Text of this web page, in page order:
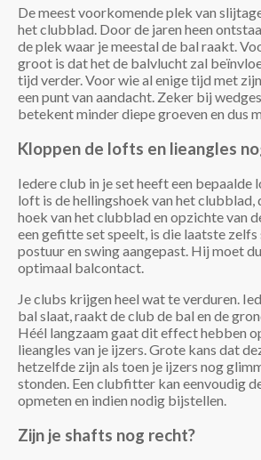
De meest voorkomende plek van
het clubblad. Door de jaren heen
de plek waar je meestal de bal raakt.
groot is dat het de balvlucht zal
tijd verder. Voor wie al enige tijd met
een punt van aandacht. Zeker bij
betekent minder diepe groeven en dus
Kloppen de lofts en lieangles
Iedere club in je set heeft een bepaalde
loft is de hellingshoek van het clubblad,
hoek van het clubblad en opzichte van
een gefitte set speelt, is die laatste
postuur en swing aangepast. Hij moet
optimaal balcontact.
Je clubs krijgen heel wat te verduren.
bal slaat, raakt de club de bal en de
Héél langzaam gaat dit effect hebben
lieangles van je ijzers. Grote kans dat
hetzelfde zijn als toen je ijzers nog
stonden. Een clubfitter kan eenvoudig
opmeten en indien nodig bijstellen.
Zijn je shafts nog recht?